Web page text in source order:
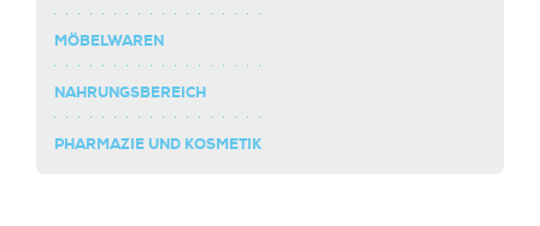
MÖBELWAREN
NAHRUNGSBEREICH
PHARMAZIE UND KOSMETIK